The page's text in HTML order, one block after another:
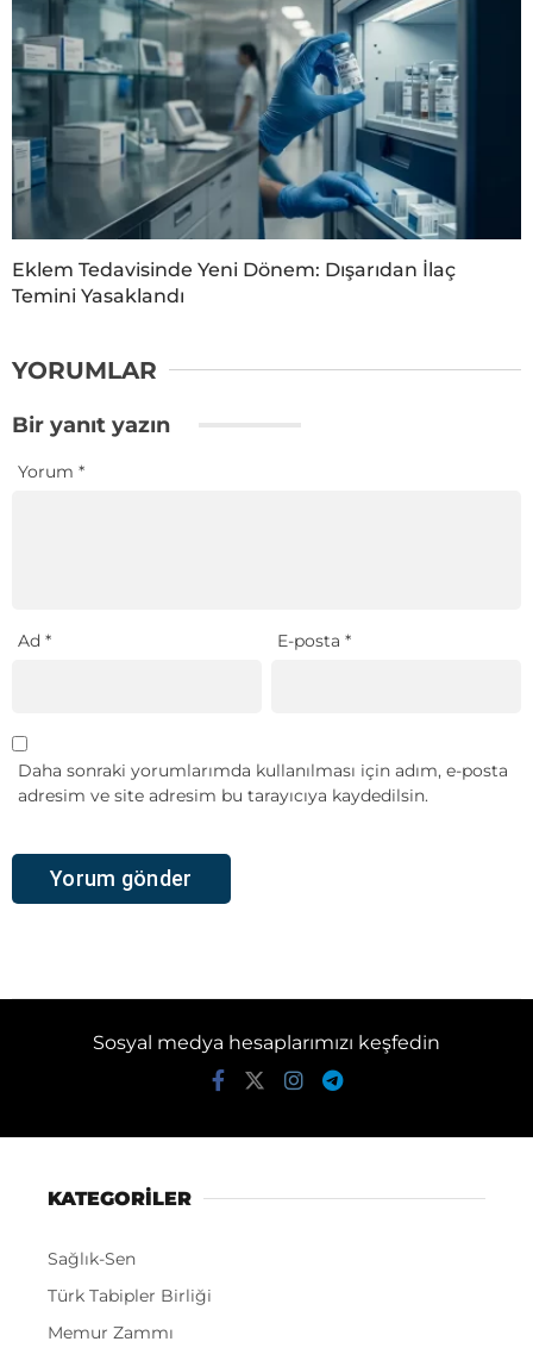
Eklem Tedavisinde Yeni Dönem: Dışarıdan İlaç
Temini Yasaklandı
YORUMLAR
Bir yanıt yazın
Yorum *
Ad * E-posta*
Daha sonraki yorumlarımda kullanılması için adım, e-posta
adresim ve site adresim bu tarayıcıya kaydedilsin.
Sosyal medya hesaplarımızı keşfedin
KATEGORİLER
Sağlık-Sen
Türk Tabipler Birliği
Memur Zammı